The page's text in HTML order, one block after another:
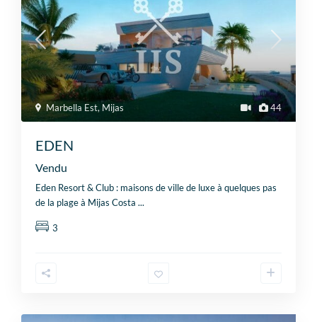
44
Marbella Est, Mijas
EDEN
Vendu
Eden Resort & Club : maisons de ville de luxe à quelques pas
de la plage à Mijas Costa...
3